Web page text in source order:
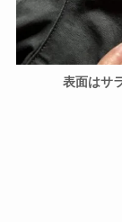
表面はサ